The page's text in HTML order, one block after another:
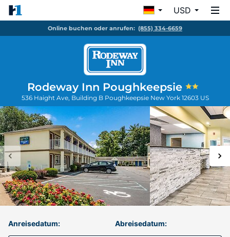
USD
Online buchen oder anrufen: (855) 334-6659
Rodeway Inn Poughkeepsie
536 Haight Ave, Building B Poughkeepsie New York 12603 US
Anreisedatum: Abreisedatum: